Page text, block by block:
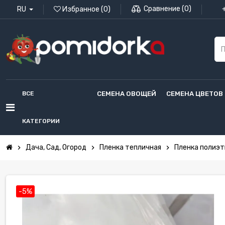
RU Избранное (0) Сравнение (0)
ВСЕ
КАТЕГОРИИ
СЕМЕНА ОВОЩЕЙ СЕМЕНА ЦВЕТОВ
chevron_right Дача, Сад, Огород chevron_right Пленка тепличная chevron_right Пленка
-5%